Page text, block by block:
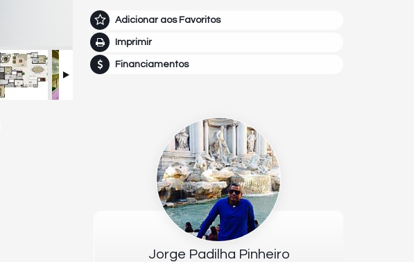
Adicionar aos Favoritos
Imprimir
Financiamentos
Jorge Padilha Pinheiro